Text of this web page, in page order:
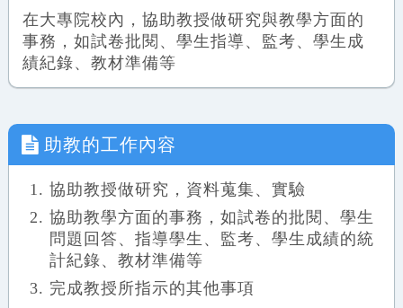
在大專院校內，協助教授做研究與教學方面的
事務，如試卷批閱、學生指導、監考、學生成
績紀錄、教材準備等
助教的工作內容
協助教授做研究，資料蒐集、實驗
協助教學方面的事務，如試卷的批閱、學生
問題回答、指導學生、監考、學生成績的統
計紀錄、教材準備等
完成教授所指示的其他事項